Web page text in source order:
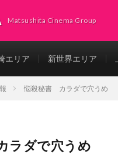
Matsushita Cinema Group
エリア 新世界エリア
悩殺秘書 カラダで穴うめ
ラダで穴うめ